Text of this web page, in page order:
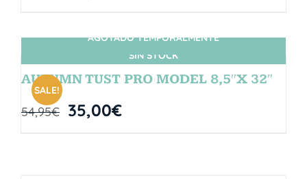
SIN STOCK
SALE!
AGOTADO TEMPORALMENTE
AUTUMN TUST PRO MODEL 8,5″X 32″
54,95€ 35,00€